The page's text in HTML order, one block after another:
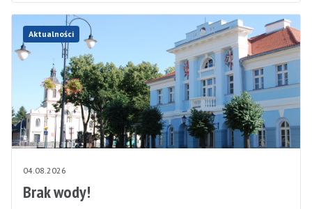
Aktualności
04.08.2026
Brak wody!